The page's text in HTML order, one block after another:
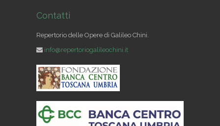
Contatti
Repertorio delle Opere di Galileo Chini.
info@repertoriogalileochini.it